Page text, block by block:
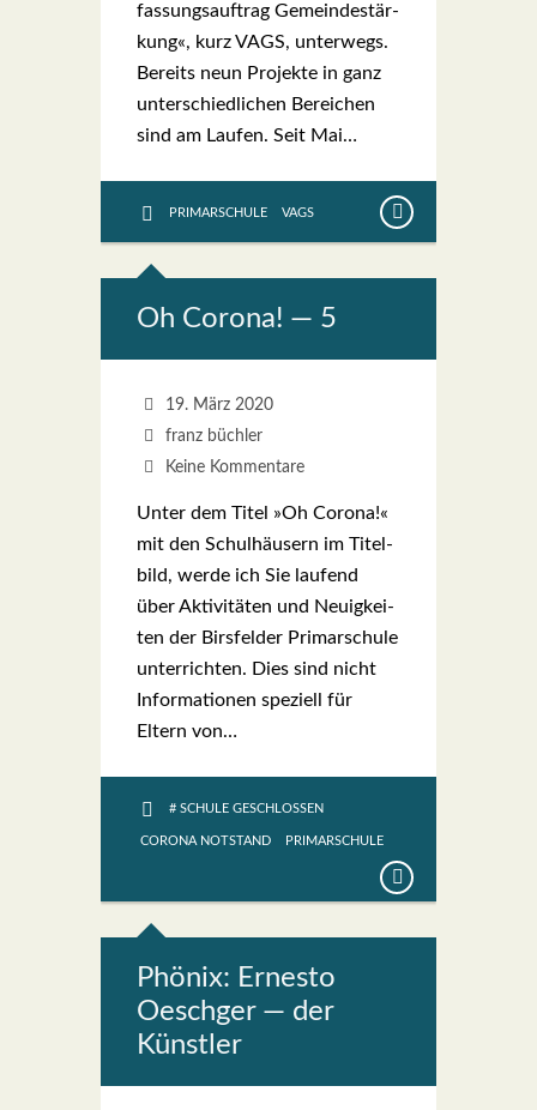
fas­sungs­auf­trag Gemein­de­stär­
kung«, kurz VAGS, unter­wegs.
Bereits neun Pro­jek­te in ganz
unter­schied­li­chen Berei­chen
sind am Lau­fen. Seit Mai…
PRIMARSCHULE VAGS
Oh Coro­na! — 5
19. März 2020
franz büchler
Keine Kommentare
Unter dem Titel »Oh Coro­na!«
mit den Schul­häu­sern im Titel­
bild, wer­de ich Sie lau­fend
über Akti­vi­tä­ten und Neu­ig­kei­
ten der Birs­fel­der Pri­mar­schu­le
unter­rich­ten. Dies sind nicht
Infor­ma­tio­nen spe­zi­ell für
Eltern von…
# SCHULE GESCHLOSSEN
CORONA NOTSTAND PRIMARSCHULE
Phö­nix: Ernes­to
Oesch­ger — der
Künst­ler